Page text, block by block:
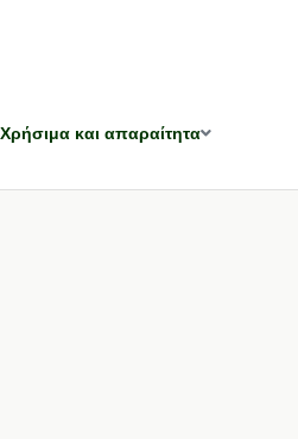
Χρήσιμα και απαραίτητα